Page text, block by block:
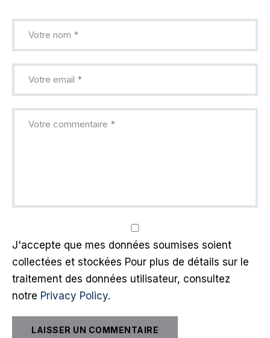
J'accepte que mes données soumises soient
collectées et stockées Pour plus de détails sur le
traitement des données utilisateur, consultez
notre Privacy Policy.